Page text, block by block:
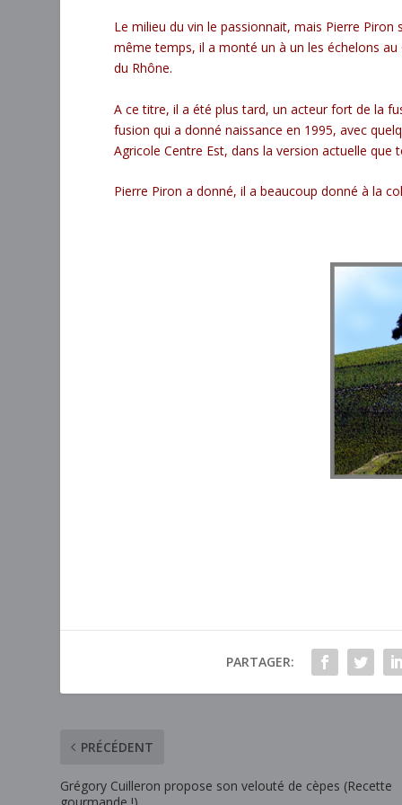
Le milieu du vin le passionnait, mais Pierre Piron
même temps, il a monté un à un les échelons
du Rhône.
A ce titre, il a été plus tard, un acteur fort de la
fusion qui a donné naissance en 1995, avec
Agricole Centre Est, dans la version actuelle que
Pierre Piron a donné, il a beaucoup donné à la
PARTAGER:
PRÉCÉDENT
Grégory Cuilleron propose son velouté de cèpes (Recette